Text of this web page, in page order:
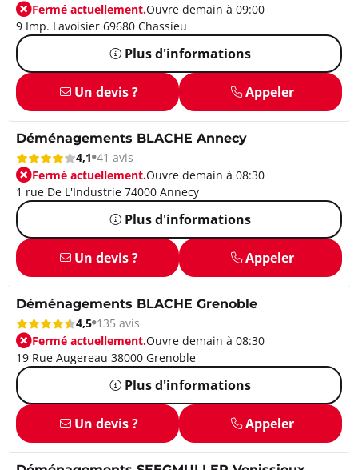
Fermé actuellement.Ouvre demain à 09:00
9 Imp. Lavoisier 69680 Chassieu
Plus d'informations
Un devis ? Appeler
Déménagements BLACHE Annecy
4,1 41 avis
Fermé actuellement.Ouvre demain à 08:30
1 rue De L'Industrie 74000 Annecy
Plus d'informations
Un devis ? Appeler
Déménagements BLACHE Grenoble
4,5 135 avis
Fermé actuellement.Ouvre demain à 08:30
19 Rue Augereau 38000 Grenoble
Plus d'informations
Un devis ? Appeler